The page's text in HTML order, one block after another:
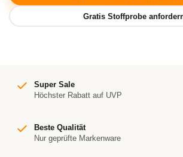
Super Sale
Höchster Rabatt auf UVP
Beste Qualität
Nur geprüfte Markenware